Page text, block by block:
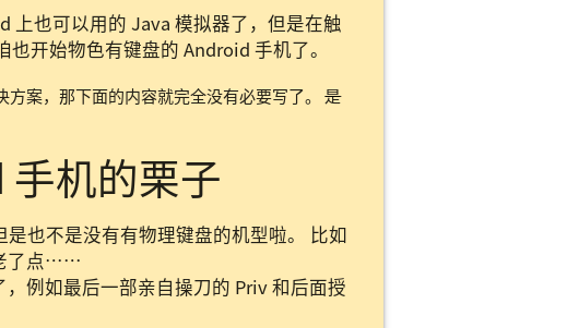
上也可以用的 Java 模拟器了，但是在触
开始物色有键盘的 Android 手机了。
方案，那下面的内容就完全没有必要写了。是
机的栗子
也不是没有有物理键盘的机型啦。 比如
了点……
例如最后一部亲自操刀的 Priv 和后面授